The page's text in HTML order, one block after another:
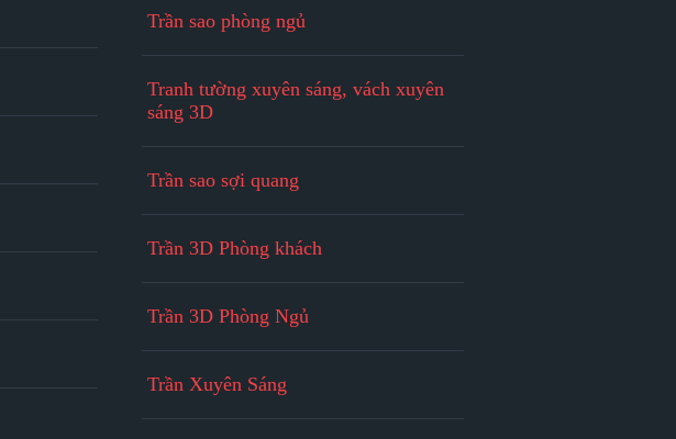
Trần sao phòng ngủ
Tranh tường xuyên sáng, vách xuyên
sáng 3D
Trần sao sợi quang
Trần 3D Phòng khách
Trần 3D Phòng Ngủ
Trần Xuyên Sáng